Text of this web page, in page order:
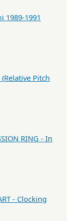
1989-1991
Pitch
RING - In
- Clocking